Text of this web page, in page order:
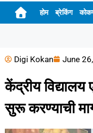
होम ब्रेकिंग
Digi Kokan June
केंद्रीय
सुरू करण्याची